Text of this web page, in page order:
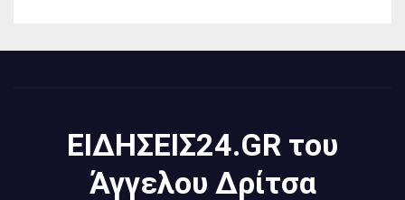
ΕΙΔΗΣΕΙΣ24.GR του
Άγγελου Δρίτσα